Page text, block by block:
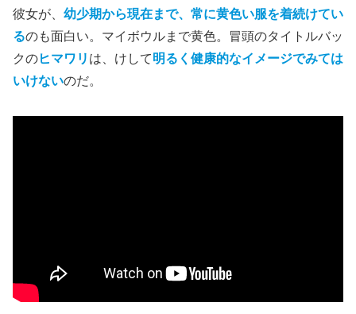
彼女が、 幼少期から現在まで、常に黄色い服を着続けてい
るのも面白い。マイボウルまで黄色。冒頭のタイトルバッ
クのヒマワリ は、けして明るく健康的なイメージでみては
いけないのだ。